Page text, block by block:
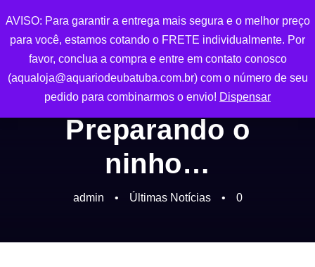
0
Preparando o
ninho…
admin • Últimas Notícias • 0
AVISO: Para garantir a entrega mais segura e o melhor preço
para você, estamos cotando o FRETE individualmente. Por
favor, conclua a compra e entre em contato conosco
(aqualoja@aquariodeubatuba.com.br) com o número de seu
pedido para combinarmos o envio! Dispensar